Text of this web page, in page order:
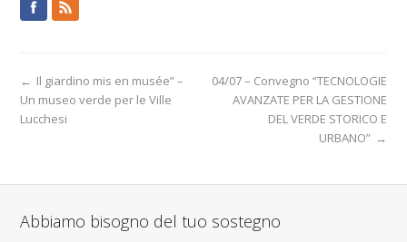
04/07 – Convegno “TECNOLOGIE
AVANZATE PER LA GESTIONE
DEL VERDE STORICO E
URBANO” →
← Il giardino mis en musée” –
Un museo verde per le Ville
Lucchesi
Abbiamo bisogno del tuo sostegno